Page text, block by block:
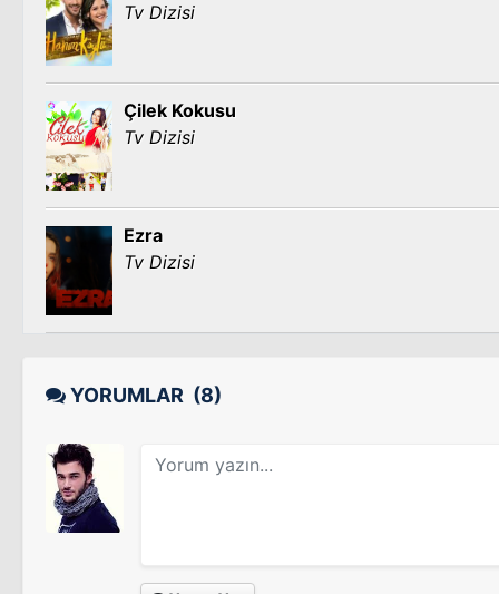
Tv Dizisi
Çilek Kokusu
Tv Dizisi
Ezra
Tv Dizisi
YORUMLAR (8)